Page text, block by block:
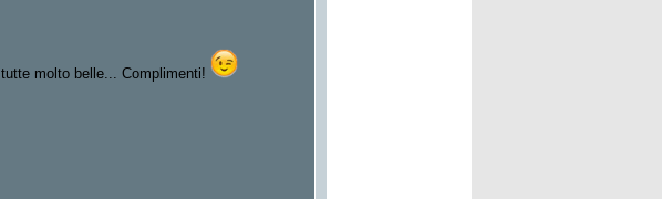
molto belle... Complimenti!